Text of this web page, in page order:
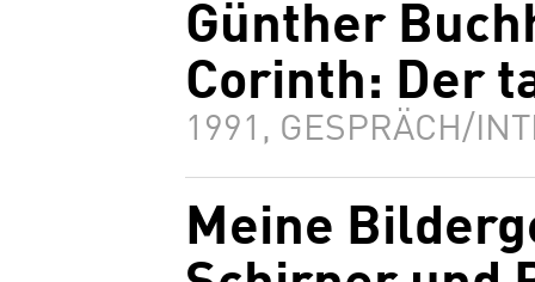
Günther
Corinth: Der
1991, GESPRÄCH/
Meine